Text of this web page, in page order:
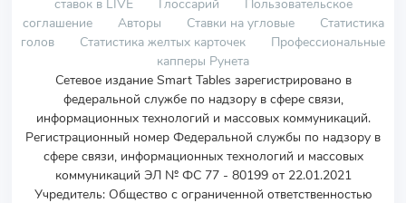
ставок в LIVE
Глоссарий
Пользовательское
соглашение
Авторы Ставки на угловые
Статистика
голов
Статистика желтых карточек
Профессиональные
капперы Рунета
Сетевое издание Smart Tables зарегистрировано в
федеральной службе по надзору в сфере связи,
информационных технологий и массовых коммуникаций.
Регистрационный номер Федеральной службы по надзору в
сфере связи, информационных технологий и массовых
коммуникаций ЭЛ № ФС 77 - 80199 от 22.01.2021
Учредитель: Общество с ограниченной ответственностью